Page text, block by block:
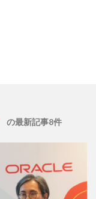
の最新記事8件